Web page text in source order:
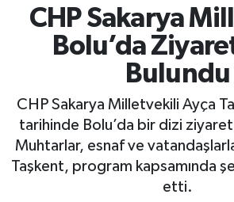
CHP Sakarya
Bolu’da
Bulundu
CHP Sakarya Milletvekili Ayça
tarihinde Bolu’da bir dizi
Muhtarlar, esnaf ve
Taşkent, program kapsamında
etti.